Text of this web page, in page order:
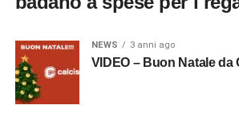
NEWS 3 anni ago
VIDEO – Buon Natale da